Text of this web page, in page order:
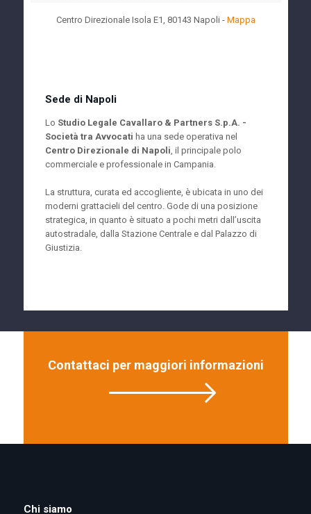
Centro Direzionale Isola E1, 80143 Napoli - Mappa
Sede di Napoli
Lo Studio Legale Cavallaro & Partners S.p.A. -
Società tra Avvocati ha una sede operativa nel
Centro Direzionale di Napoli , il principale polo
commerciale e professionale in Campania.
La struttura, curata ed accogliente, è ubicata in uno dei
moderni grattacieli del centro. Gode di una posizione
strategica, in quanto è situato a pochi metri dall’uscita
autostradale, dalla Stazione Centrale e dal Palazzo di
Giustizia.
Contattaci per maggiori informazioni
Chi siamo